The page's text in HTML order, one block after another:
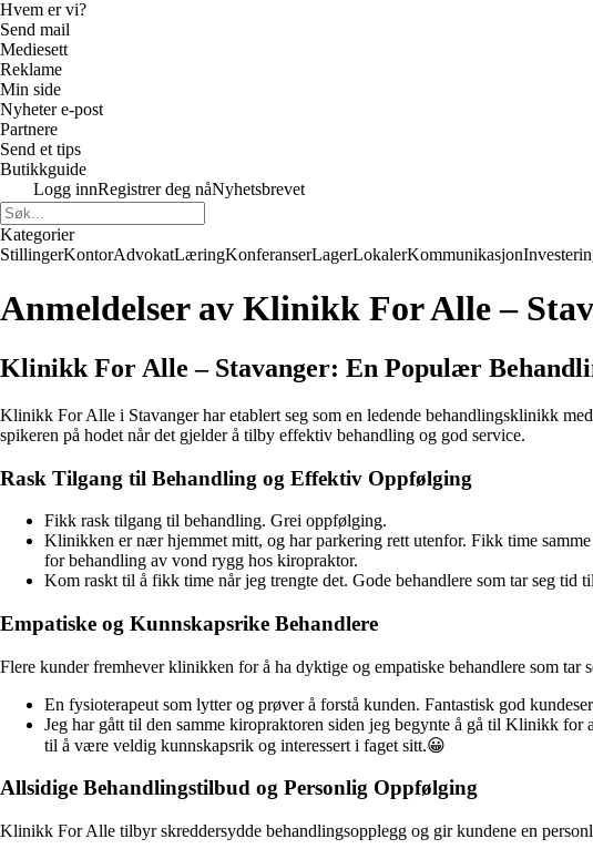
Hvem er vi?
Send mail
Mediesett
Reklame
Min side
Nyheter e-post
Partnere
Send et tips
Butikkguide
Logg innRegistrer deg nåNyhetsbrevet
Kategorier
StillingerKontorAdvokatLæringKonferanserLagerLokalerKommunikasjon
Anmeldelser av Klinikk For Alle –
Klinikk For Alle – Stavanger: En Populær
Klinikk For Alle i Stavanger har etablert seg som en ledende behandlingsklinikk
spikeren på hodet når det gjelder å tilby effektiv behandling og god service.
Rask Tilgang til Behandling og Effektiv Oppfølging
Fikk rask tilgang til behandling. Grei oppfølging.
Klinikken er nær hjemmet mitt, og har parkering rett utenfor. Fikk time
for behandling av vond rygg hos kiropraktor.
Kom raskt til å fikk time når jeg trengte det. Gode behandlere som tar seg
Empatiske og Kunnskapsrike Behandlere
Flere kunder fremhever klinikken for å ha dyktige og empatiske behandlere som tar
En fysioterapeut som lytter og prøver å forstå kunden. Fantastisk god
Jeg har gått til den samme kiropraktoren siden jeg begynte å gå til Klinikk
til å være veldig kunnskapsrik og interessert i faget sitt.😀
Allsidige Behandlingstilbud og Personlig Oppfølging
Klinikk For Alle tilbyr skreddersydde behandlingsopplegg og gir kundene en